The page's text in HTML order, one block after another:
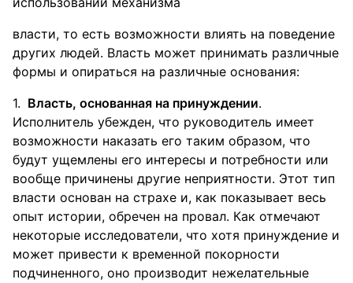
власти, то есть возможности влиять на поведение
других людей. Власть может принимать различные
формы и опираться на различные основания:
Власть, основанная на принуждении.
Исполнитель убежден, что руководитель имеет
возможности наказать его таким образом, что
будут ущемлены его интересы и потребности или
вообще причинены другие неприятности. Этот тип
власти основан на страхе и, как показывает весь
опыт истории, обречен на провал. Как отмечают
некоторые исследователи, что хотя принуждение и
может привести к временной покорности
подчиненного, оно производит нежелательные